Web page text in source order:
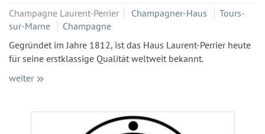
Champagne Laurent-Perrier Champagner-Haus
Tours-
sur-Marne
Champagne
Gegründet im Jahre 1812, ist das Haus Laurent-Perrier heute
für seine erstklassige Qualität weltweit bekannt.
weiter